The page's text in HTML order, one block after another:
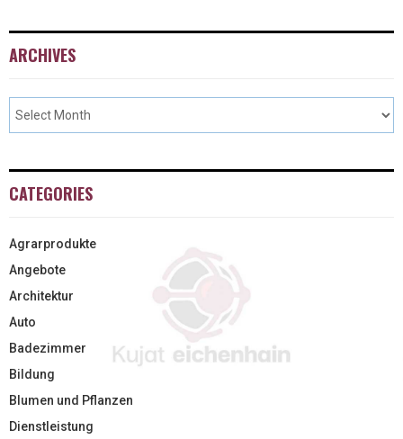
ARCHIVES
CATEGORIES
Agrarprodukte
Angebote
Architektur
Auto
Badezimmer
Bildung
Blumen und Pflanzen
Dienstleistung